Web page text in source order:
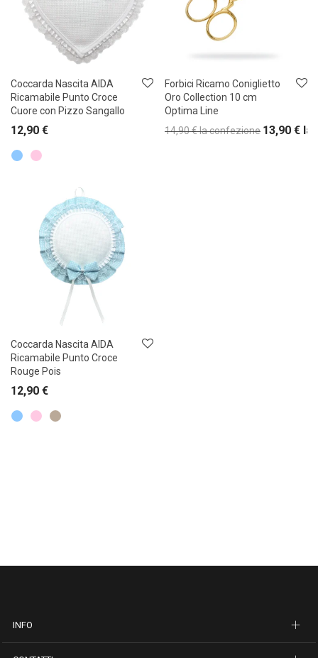
Coccarda Nascita AIDA
Ricamabile Punto Croce
Cuore con Pizzo Sangallo
12,90 €
Forbici Ricamo Coniglietto
Oro Collection 10 cm
Optima Line
14,90€la confezione 13,90 € la
Coccarda Nascita AIDA
Ricamabile Punto Croce
Rouge Pois
12,90 €
INFO